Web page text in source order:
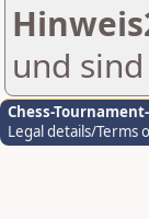
und
Chess-
Legal details/Terms